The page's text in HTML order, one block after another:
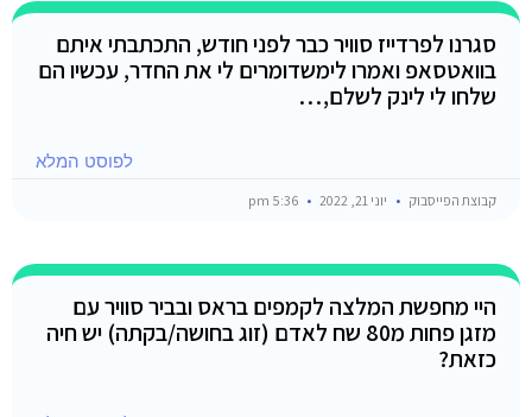
סגרנו לפרדייז סוויר כבר לפני חודש, התכתבתי איתם
בוואטסאפ ואמרו לימשדומרים לי את החדר, עכשיו הם
שלחו לי לינק לשלם,…
לפוסט המלא
קבוצת הפייסבוק יוני 21, 2022
היי מחפשת המלצה לקמפים בראס ובביר סוויר עם
מזגן פחות מ80 שח לאדם (זוג בחושה/בקתה) יש חיה
כזאת?